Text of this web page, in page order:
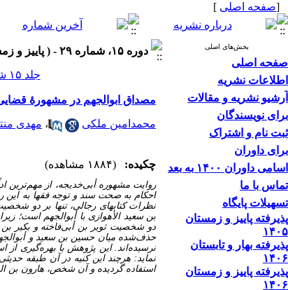
[صفحه اصلی ]
بخش‌های اصلی
صفحه اصلی
اطلاعات نشریه
آرشیو نشریه و مقالات
برای نویسندگان
ثبت نام و اشتراک
برای داوران
اسامی داوران ۱۴۰۰ به بعد
تماس با ما
تسهیلات پایگاه
پذیرفته پاییز و زمستان
۱۴۰۵
پذیرفته بهار و تابستان
۱۴۰۶
پذیرفته پاییز و زمستان
۱۴۰۶
دوره ۱۵، شماره ۲۹ - ( پاییز و زمستان ۱۴۰۰ )
جلد ۱۵ شماره ۲۹ صفحات ۳۵۹-۳۳۹
مصداق ابوالجهم در مشهورۀ
محمدامین ملکی ، مهدی
چکیده: (۱۸۸۴ مشاهده)
روایت مشهوره أبی‌خدیجه، از مهم‌ترین
احکام به صحت سند و توجه فقها به این
نظرات کتاب­های رجالی، تنها بر دو
بن سعید الأهوازی با أبو‌الجهم است؛
دو شخصیت ثویر بن أبی‌فاخته و بکیر بن
حذف‌شده میان حسین بن سعید و
نرسیده‌اند. این پژوهش با بهره‌گیری از
نماید: هرچند این کنیه در آن طبقه
استفاده گردیده و آن شخص، هارون بن